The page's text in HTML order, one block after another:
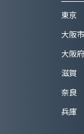
東京
大阪
大阪
滋賀
奈良
兵庫